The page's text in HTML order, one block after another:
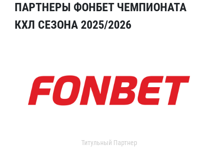
ПАРТНЕРЫ ФОНБЕТ ЧЕМПИОНАТА
КХЛ СЕЗОНА 2025/2026
Титульный Партнер